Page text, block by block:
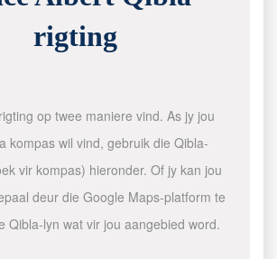
rigting
op twee maniere vind. As jy jou
kompas wil vind, gebruik die Qibla-
vir kompas) hieronder. Of jy kan jou
deur die Google Maps-platform te
Qibla-lyn wat vir jou aangebied word.